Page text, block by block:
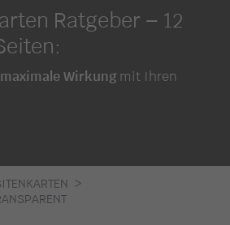
Ratgeber – 12
maximale Wirkung mit Ihren